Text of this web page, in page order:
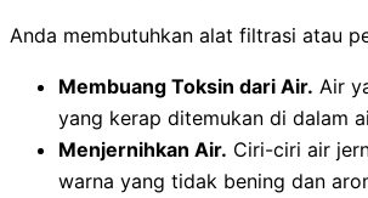
Anda membutuhkan alat filtrasi atau
Membuang Toksin dari Air. Air
yang kerap ditemukan di dalam
Menjernihkan Air. Ciri-ciri air
warna yang tidak bening dan